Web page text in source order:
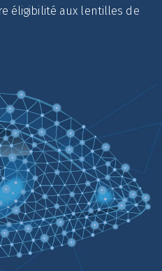
éligibilité aux lentilles de